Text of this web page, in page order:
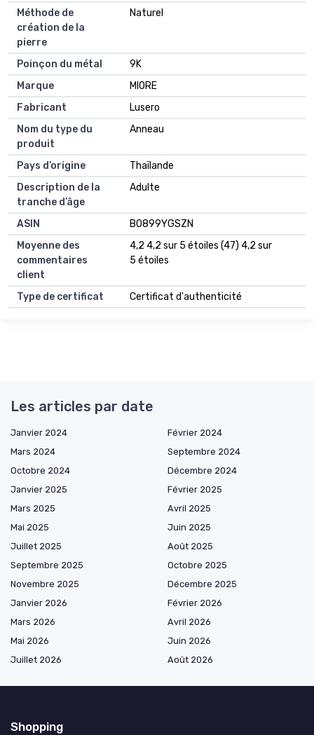
Méthode de
création de la
pierre
Naturel
Poinçon du métal
9K
Marque
MIORE
Fabricant
Lusero
Nom du type du
produit
Anneau
Pays d’origine
Thaïlande
Description de la
tranche d’âge
Adulte
ASIN
B0899YGSZN
Moyenne des
commentaires
client
4,2 4,2 sur 5 étoiles (47) 4,2 sur
5 étoiles
Type de certificat Certificat d'authenticité
Les articles par date
Janvier 2024
Février 2024
Mars 2024
Septembre 2024
Octobre 2024
Décembre 2024
Janvier 2025
Février 2025
Mars 2025
Avril 2025
Mai 2025
Juin 2025
Juillet 2025
Août 2025
Septembre 2025
Octobre 2025
Novembre 2025
Décembre 2025
Janvier 2026
Février 2026
Mars 2026
Avril 2026
Mai 2026
Juin 2026
Juillet 2026
Août 2026
Shopping